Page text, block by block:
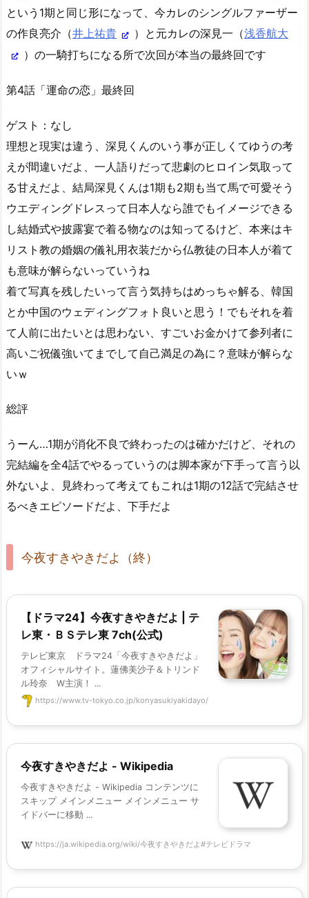
という1期と同じ形になって、今カレのシングルファーザー
の作良亮介（井上祐貴 ）と元カレの深見一（浅香航大
）の一騎打ちになる所で次回が本当の最終回です
第4話「運命の恋」最終回
ゲスト：なし
理想と現実は違う、深見くんのいう事が正しくてゆうの考
えが間違いだよ、一人語りだって悲劇のヒロイン気取って
る甘えだよ、結局深見くんは1期も2期も当て馬で可愛そう
ウエディングドレスって日本人なら誰でもイメージできる
し結婚式や披露宴で着る物なのは知ってるけど、本来はキ
リスト教の婚姻の儀礼用衣装だから仏教徒の日本人が着て
も意味が解らないっていうね
着て写真を残したいって言う気持ちはめっちゃ解る、韓国
とか中国のウェディングフォト良いと思う！でもそれを着
て人前に出たいとは思わない、すごいお金かけて参列者に
高いご祝儀強いてまでして自己満足の為に？意味が解らな
いｗ
総評
うーん…1期が消化不良で終わったのは確かだけど、それの
完結編を全4話でやるっていうのは脚本家が下手って言う以
外ないよ、見終わって考えてもこれは1期の12話で完結させ
るべきエピソードだよ、下手だよ
今夜すきやきだよ（終）
【ドラマ24】今夜すきやきだよ | テ
レ東・ＢＳテレ東 7ch(公式)
テレビ東京 ドラマ24「今夜すきやきだよ」
オフィシャルサイト。蓮佛美沙子＆トリンド
ル玲奈 W主演！ ...
https://www.tv-tokyo.co.jp/konyasukiyakidayo/
今夜すきやきだよ - Wikipedia
今夜すきやきだよ - Wikipedia コンテンツに
スキップ メインメニュー メインメニュー サ
イドバーに移動 ...
https://ja.wikipedia.org/wiki/今夜すきやきだよ#テレビドラマ